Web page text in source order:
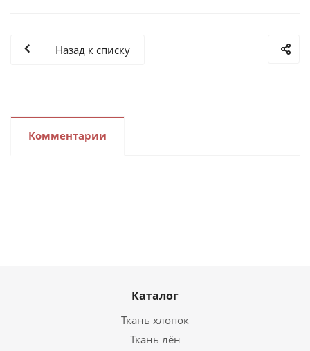
Назад к списку
Комментарии
Каталог
Ткань хлопок
Ткань лён